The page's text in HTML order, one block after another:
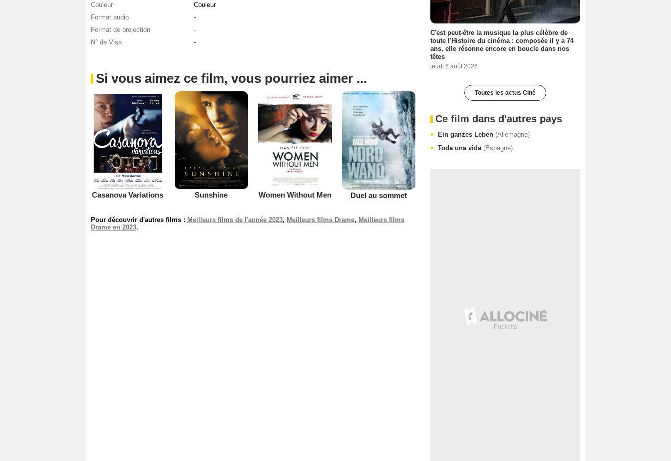
Couleur
Couleur
Format audio
-
Format de projection
-
N° de Visa
-
Si vous aimez ce film, vous pourriez aimer ...
Casanova Variations Sunshine Women Without Men Duel au sommet
Pour découvrir d'autres films : Meilleurs films de l'année 2023, Meilleurs films Drame, Meilleurs films
Drame en 2023.
C'est peut-être la musique la plus célèbre de
toute l'Histoire du cinéma : composée il y a 74
ans, elle résonne encore en boucle dans nos
têtes
jeudi 6 août 2026
Toutes les actus Ciné
Ce film dans d'autres pays
Ein ganzes Leben (Allemagne)
Toda una vida (Espagne)